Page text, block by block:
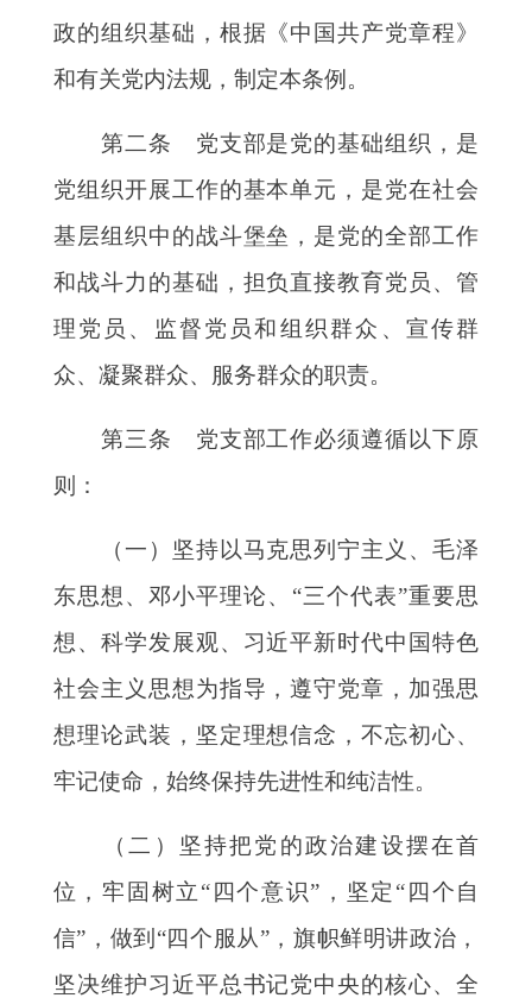
政的组织基础，根据《中国共产党章程》
和有关党内法规，制定本条例。
第二条 党支部是党的基础组织，是
党组织开展工作的基本单元，是党在社会
基层组织中的战斗堡垒，是党的全部工作
和战斗力的基础，担负直接教育党员、管
理党员、监督党员和组织群众、宣传群
众、凝聚群众、服务群众的职责。
第三条 党支部工作必须遵循以下原
则：
（一）坚持以马克思列宁主义、毛泽
东思想、邓小平理论、 “三个代表”重要思
想、科学发展观、习近平新时代中国特色
社会主义思想为指导，遵守党章，加强思
想理论武装，坚定理想信念，不忘初心、
牢记使命，始终保持先进性和纯洁性。
（二）坚持把党的政治建设摆在首
位，牢固树立 “四个意识”，坚定“四个自
信”，做到“四个服从”，旗帜鲜明讲政治，
坚决维护习近平总书记党中央的核心、全